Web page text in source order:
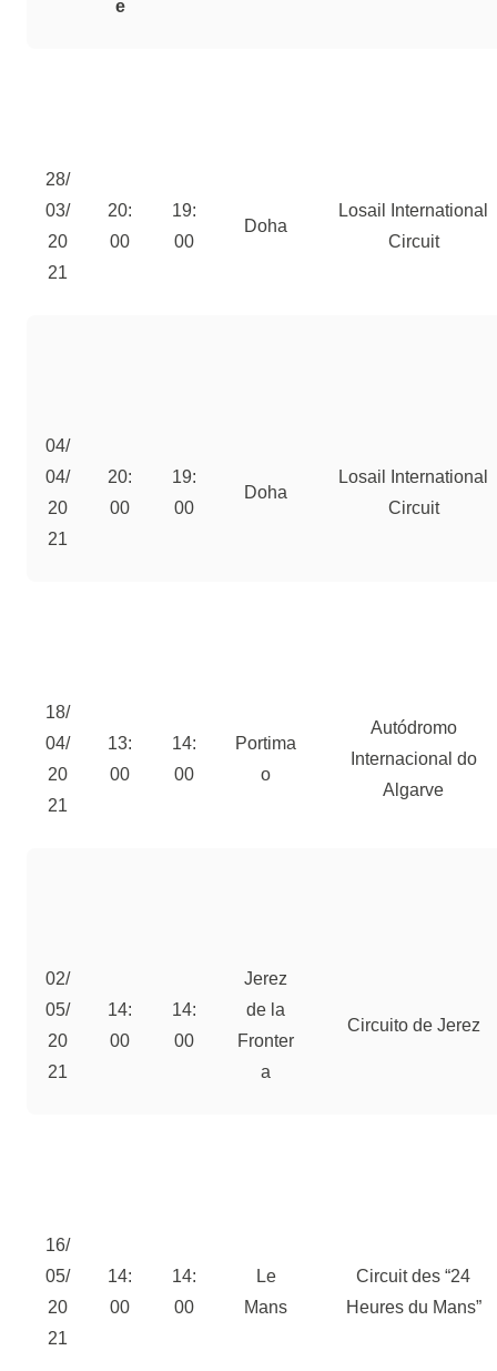
e
28/
03/
20
21
20:
00
19:
00
Doha
Losail International
Circuit
04/
04/
20
21
20:
00
19:
00
Doha
Losail International
Circuit
18/
04/
20
21
13:
00
14:
00
Portima
o
Autódromo
Internacional do
Algarve
02/
05/
20
21
14:
00
14:
00
Jerez
de la
Fronter
a
Circuito de Jerez
16/
05/
20
21
14:
00
14:
00
Le
Mans
Circuit des “24
Heures du Mans”